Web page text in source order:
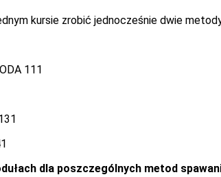
kursie zrobić jednocześnie dwie
111
dla poszczególnych metod